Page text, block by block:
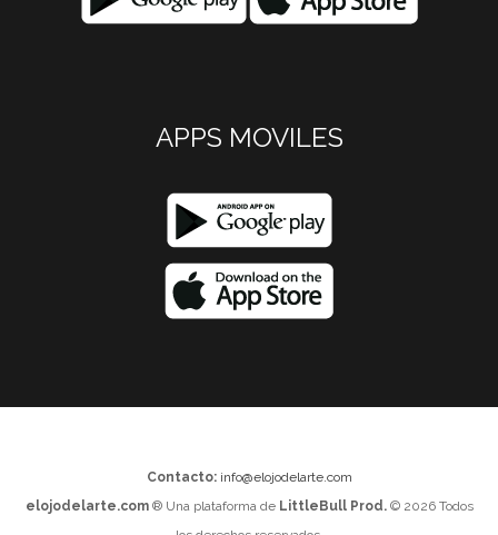
APPS MOVILES
Contacto: info@elojodelarte.com
elojodelarte.com® Una plataforma de LittleBull Prod.© 2026 Todos